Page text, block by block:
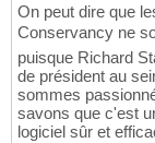
On peut dire que
Conservancy ne
puisque Richard
de président au
sommes
savons que c'est
logiciel sûr et